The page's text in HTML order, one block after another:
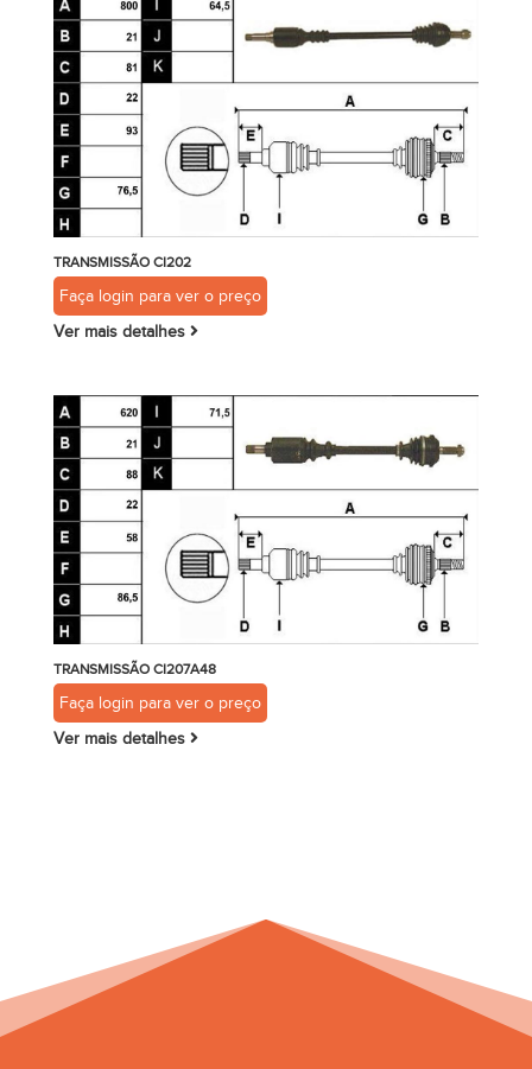
TRANSMISSÃO CI202
Faça login para ver o preço
Ver mais detalhes
TRANSMISSÃO CI207A48
Faça login para ver o preço
Ver mais detalhes